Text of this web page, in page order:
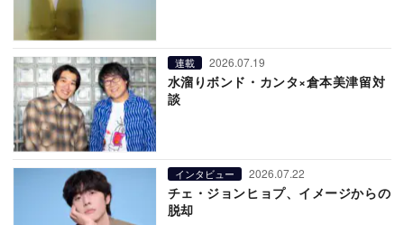
連載 2026.07.19
水溜りボンド・カンタ×倉本美津留対
談
インタビュー 2026.07.22
チェ・ジョンヒョプ、イメージからの
脱却